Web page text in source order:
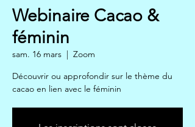
Webinaire Cacao &
féminin
sam. 16 mars
  |
Zoom
Découvrir ou approfondir sur le thème du
cacao en lien avec le féminin